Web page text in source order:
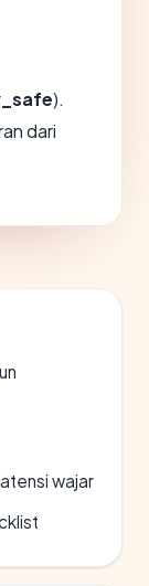
).
dari
wajar